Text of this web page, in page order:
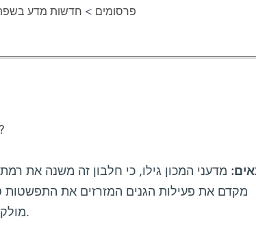
פרסומים > חדשות מדע בשפה
מהו תפקידו של
מדעני המכון גילו, כי חלבון זה משנה את
מקדם את פעילות הגנים המזרזים את התפשטות
מולקולות דלקתיות שמעלות את רמת הסוכר בדם.